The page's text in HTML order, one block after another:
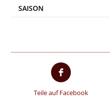
SAISON
Teile auf Facebook